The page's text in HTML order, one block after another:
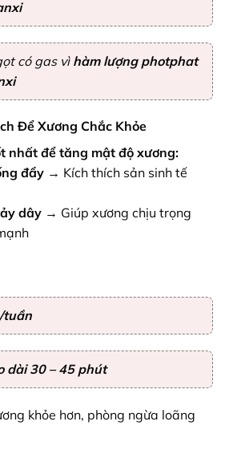
có gas vì hàm lượng photphat
Để Xương Chắc Khỏe
nhất để tăng mật độ xương:
đẩy → Kích thích sản sinh tế
dây → Giúp xương chịu trọng
tuần
dài 30 – 45 phút
khỏe hơn, phòng ngừa loãng